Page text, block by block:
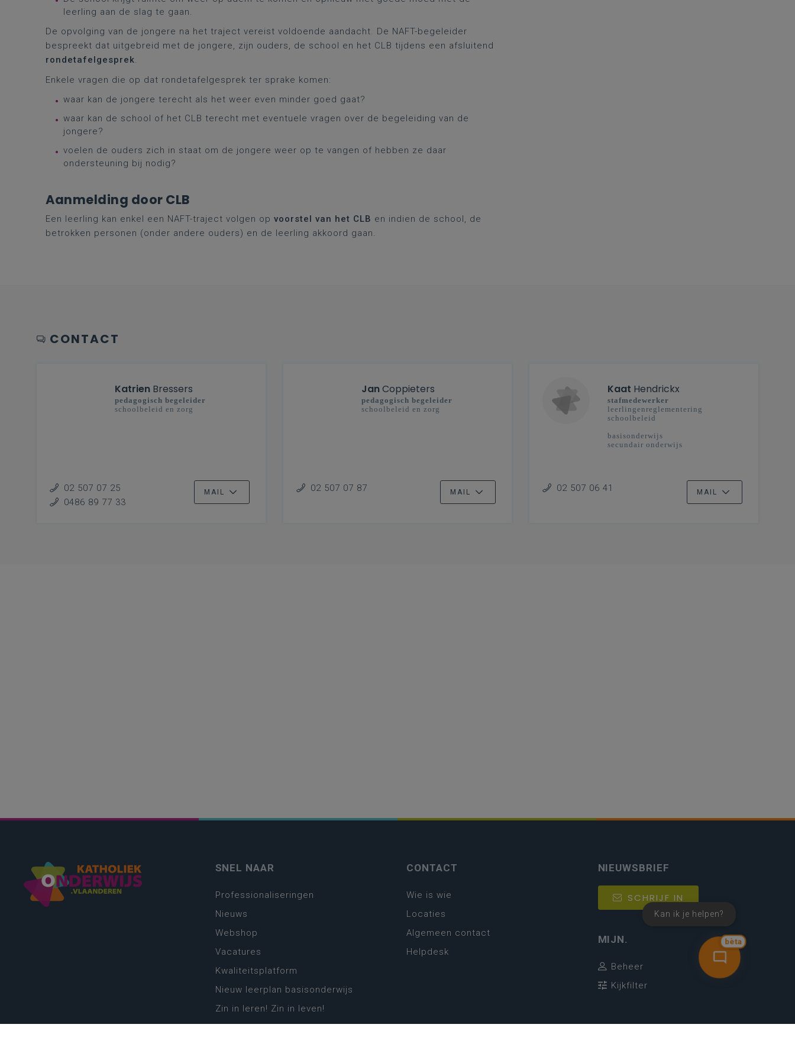
leerling aan de slag te gaan.
De opvolging van de jongere na het traject vereist voldoende aandacht. De NAFT-begeleider
bespreekt dat uitgebreid met de jongere, zijn ouders, de school en het CLB tijdens een afsluitend
rondetafelgesprek.
Enkele vragen die op dat rondetafelgesprek ter sprake komen:
waar kan de jongere terecht als het weer even minder goed gaat?
waar kan de school of het CLB terecht met eventuele vragen over de begeleiding van de
jongere?
voelen de ouders zich in staat om de jongere weer op te vangen of hebben ze daar
ondersteuning bij nodig?
Aanmelding door CLB
Een leerling kan enkel een NAFT-traject volgen op voorstel van het CLB en indien de school, de
betrokken personen (onder andere ouders) en de leerling akkoord gaan.
CONTACT
Katrien Bressers
pedagogisch begeleider
schoolbeleid en zorg
02 507 07 25
0486 89 77 33
MAIL
JanCoppieters
pedagogisch begeleider
schoolbeleid en zorg
02 507 07 87 MAIL
Kaat Hendrickx
stafmedewerker
leerlingenreglementering
schoolbeleid
basisonderwijs
secundair onderwijs
02 507 06 41 MAIL
bèta
Kan ik je helpen?
SNEL NAAR
Professionaliseringen
Nieuws
Webshop
Vacatures
Kwaliteitsplatform
Nieuw leerplan basisonderwijs
Zin in leren! Zin in leven!
Vakken en leerplannen secundair
CONTACT
Wie is wie
Locaties
Algemeen contact
Helpdesk
NIEUWSBRIEF
SCHRIJF IN
MIJN.
Beheer
Kijkfilter